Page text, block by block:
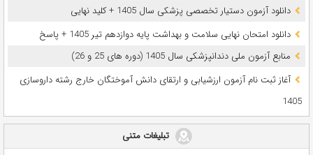
دانلود آزمون دستیار تخصصی پزشکی سال 1405 + کلید نهایی
دانلود امتحان نهایی سلامت و بهداشت پایه دوازدهم تیر 1405 + پاسخ
ﻣﻨﺎﺑﻊ آزﻣﻮن ﻣﻠﯽ دندانپزشکی سال 1405 (دوره های 25 و 26)
آغاز ثبت نام آزمون‌ ارزشیابی و ارتقای دانش آموختگان خارج رشته داروسازی
1405
تبلیغات متنی